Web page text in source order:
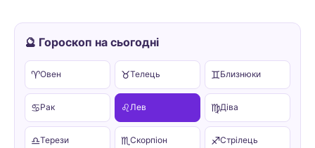
🔮 Гороскоп на сьогодні
♈Овен ♉Телець ♊Близнюки
♋Рак ♌Лев ♍Діва
♎Терези ♏Скорпіон ♐Стрілець